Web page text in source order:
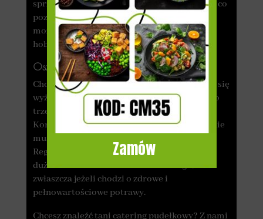
sprzątanie. Catering dowozi zdrowe potrawy, co
pozwala zaoszczędzić bonusowy czas, który
możesz przeznaczyć na inne czynności lub
hobby.
Oszczędność kosztów
Choć cena zestawu 5 posiłków może wydawać się
wyższa niż koszt samodzielnego gotowania, to
trzeba wziąć pod uwagę kilka czynników.
Korzystając z usług cateringu pudełkowego, nie
musisz chodzić do sklepu ani jeść na mieście.
Regularne dania w restauracjach okazują się
dużo droższe niż zamawianie cateringu,
zwłaszcza jeżeli chodzi o zdrowe i
pełnowartościowe potrawy.
Chcesz znaleźć tani catering pudełkowy? Z nami
Zamów